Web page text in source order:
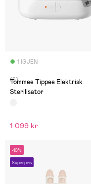
1 IGJEN
(6)
Tommee Tippee Elektrisk
Sterilisator
1 099 kr
-10%
Superpris